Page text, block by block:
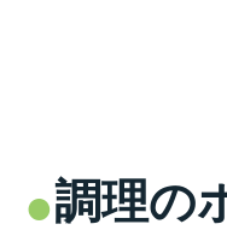
調理の